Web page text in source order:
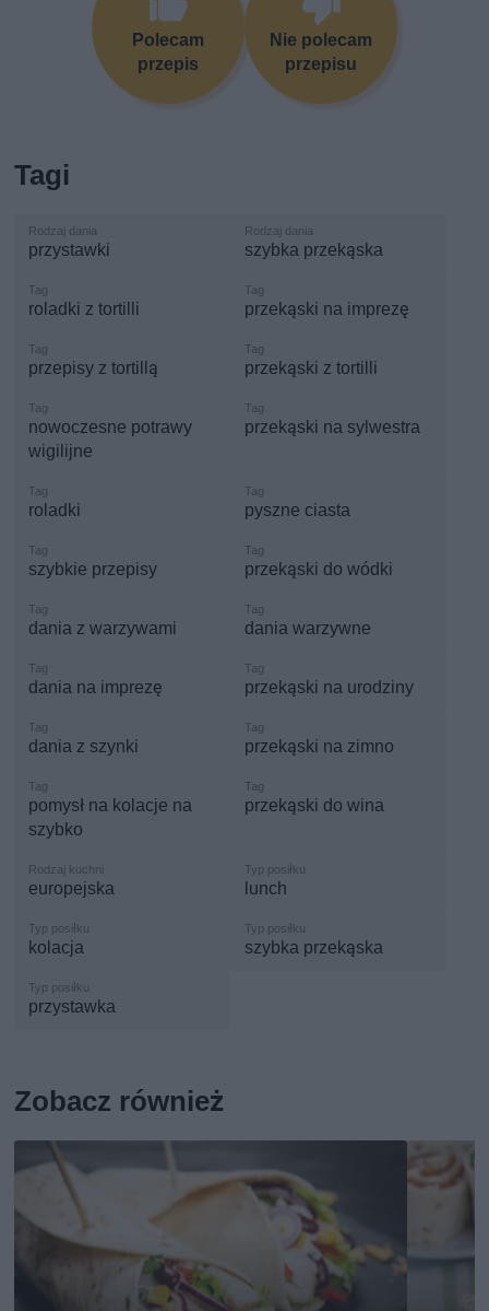
Polecam
przepis
Nie polecam
przepisu
Tagi
przystawki szybka przekąska
roladki z tortilli przekąski na imprezę
przepisy z tortillą przekąski z tortilli
nowoczesne potrawy
wigilijne
przekąski na sylwestra
roladki pyszne ciasta
szybkie przepisy przekąski do wódki
dania z warzywami dania warzywne
dania na imprezę przekąski na urodziny
dania z szynki przekąski na zimno
pomysł na kolacje na
szybko
przekąski do wina
europejska lunch
kolacja szybka przekąska
przystawka
Zobacz również